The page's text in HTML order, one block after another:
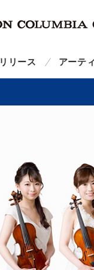
リリース アーテ